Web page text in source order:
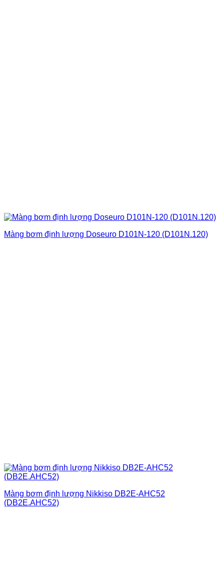
Màng bơm định lượng Doseuro D101N-120 (D101N.120)
Màng bơm định lượng Nikkiso DB2E-AHC52
(DB2E.AHC52)